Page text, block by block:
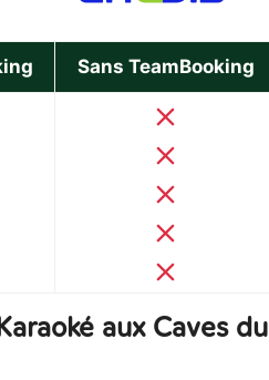
Sans TeamBooking
aux Caves du